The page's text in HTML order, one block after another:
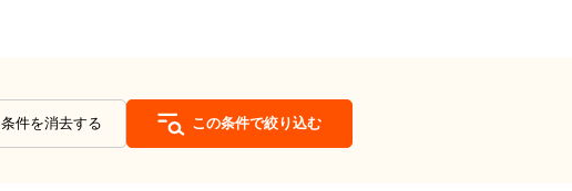
条件を消去する この条件で絞り込む